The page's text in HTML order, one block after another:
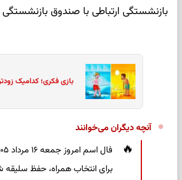
بازنشستگی ارتباطی با صندوق
بازی فکری؛ کدامیک
آنچه دیگران می‌خوانند
برای انتخاب همراه، حفظ